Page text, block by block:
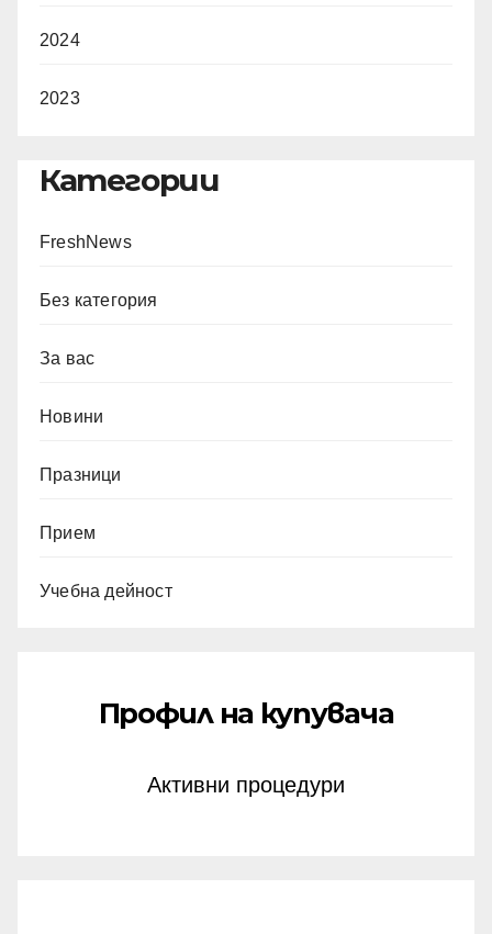
2024
2023
Категории
FreshNews
Без категория
За вас
Новини
Празници
Прием
Учебна дейност
Профил на купувача
Активни процедури